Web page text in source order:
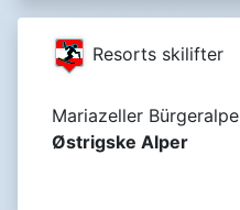
Resorts skilifter
Mariazeller Bürgeralpe
Østrigske Alper